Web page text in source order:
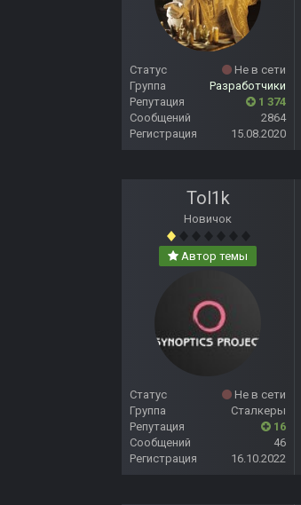
Статус
Не в сети
Группа
Разработчики
Репутация
1 374
Сообщений
2864
Регистрация
15.08.2020
Tol1k
Новичок
Автор темы
Статус
Не в сети
Группа
Сталкеры
Репутация
16
Сообщений
46
Регистрация
16.10.2022